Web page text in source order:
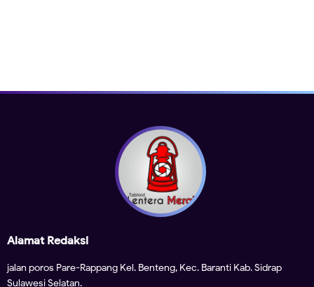
Alamat Redaksi
jalan poros Pare-Rappang Kel. Benteng, Kec. Baranti Kab. Sidrap
Sulawesi Selatan.